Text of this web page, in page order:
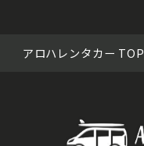
アロハレンタカー TOP